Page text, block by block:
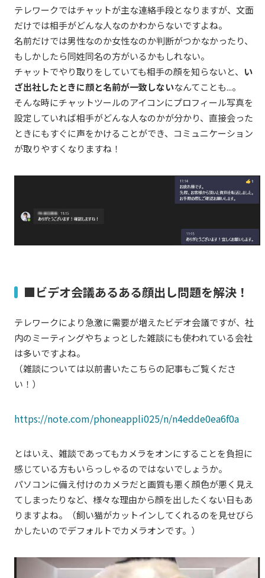
テレワークではチャットが主な連絡手段となりますが、文面
だけでは相手がどんな人なのかわからないですよね。
名前だけでは男性なのか女性なのか判断がつかなかったり、
もしかしたら同姓同名の方がいるかもしれない。
チャットでやり取りをしていても相手の顔を知らないと、 い
ざ出社したときに顔と名前が一致しないなんてことも...。
そんな時にチャットツールのアイコンにプロフィール写真を
設定していれば相手がどんな人なのかが分かり、直接会った
ときにもすぐに声をかけることができ、コミュニケーション
が取りやすくなりますね！
■ビデオ会議あるある顔出し問題を解決！
テレワークにより急激に需要が増えたビデオ会議ですが、社
内のミーティングやちょっとした雑談にも使われている会社
は多いですよね。
（雑談については以前書いたこちらの記事もご覧くださ
い！）
https://note.com/phoneappli025/n/n4edde0ea6f0a
とはいえ、雑談であってもカメラをオンにすることを負担に
感じている方もいらっしゃるのではないでしょうか。
パソコンに備え付けのカメラだと画質も悪く顔色が悪く見え
てしまったりなど、様々な理由から顔を出したくない日もあ
りますよね。（飼い猫がカットインしてくれるのを見せびら
かしたいのでデフォルトでカメラオンです。）